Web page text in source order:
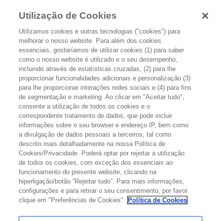
TERMOS LEGAIS
AVISO LEGAL
Caro Utilizador, antes de mais, obrigado por visitar o website
https://www.infocancro.pt/junto-da-familia/(doravante “Site” ou “Site
da Roche”), um Site da Roche, no âmbito do qual poderá encontrar
informação acerca de doenças do foro oncológico. Adicionalmente,
no âmbito deste Site, poderá encontrar a ferramenta Digital Human
avatar, que se rege pelos Termos de Utilização consultáveis na
própria ferramenta, eaqui. Esta ferramenta foi desenvolvida e
Utilização de Cookies
Utilizamos cookies e outras tecnologias ("cookies") para
melhorar o nosso website. Para além dos cookies
essenciais, gostaríamos de utilizar cookies (1) para saber
como o nosso website é utilizado e o seu desempenho,
incluindo através de estatísticas cruzadas, (2) para lhe
proporcionar funcionalidades adicionais e personalização (3)
para lhe proporcionar interações redes sociais e (4) para fins
de segmentação e marketing. Ao clicar em "Aceitar tudo",
consente a utilização de todos os cookies e o
correspondente tratamento de dados, que pode incluir
informações sobre o seu browser e endereço IP, bem como
a divulgação de dados pessoais a terceiros, tal como
descrito mais detalhadamente na nossa Política de
Cookies/Privacidade. Poderá optar por rejeitar a utilização
de todos os cookies, com exceção dos essenciais ao
funcionamento do presente website, clicando na
hiperligação/botão “Rejeitar tudo”. Para mais informações,
configurações e para retirar o seu consentimento, por favor
clique em "Preferências de Cookies". Política de Cookies